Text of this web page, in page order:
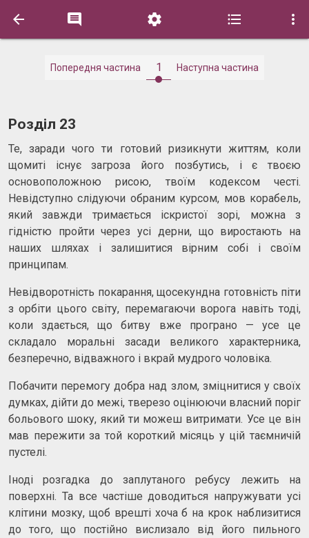
    
Попередня частина 1 Наступна частина
Розділ 23
Те, заради чого ти готовий ризикнути життям, коли
щомиті існує загроза його позбутись, і є твоєю
основоположною рисою, твоїм кодексом честі.
Невідступно слідуючи обраним курсом, мов корабель,
який завжди тримається іскристої зорі, можна з
гідністю пройти через усі дерни, що виростають на
наших шляхах і залишитися вірним собі і своїм
принципам.
Невідворотність покарання, щосекундна готовність піти
з орбіти цього світу, перемагаючи ворога навіть тоді,
коли здається, що битву вже програно — усе це
складало моральні засади великого характерника,
безперечно, відважного і вкрай мудрого чоловіка.
Побачити перемогу добра над злом, зміцнитися у своїх
думках, дійти до межі, тверезо оцінюючи власний поріг
больового шоку, який ти можеш витримати. Усе це він
мав пережити за той короткий місяць у цій таємничій
пустелі.
Іноді розгадка до заплутаного ребусу лежить на
поверхні. Та все частіше доводиться напружувати усі
клітини мозку, щоб врешті хоча б на крок наблизитися
до того, що постійно вислизало від його пильного